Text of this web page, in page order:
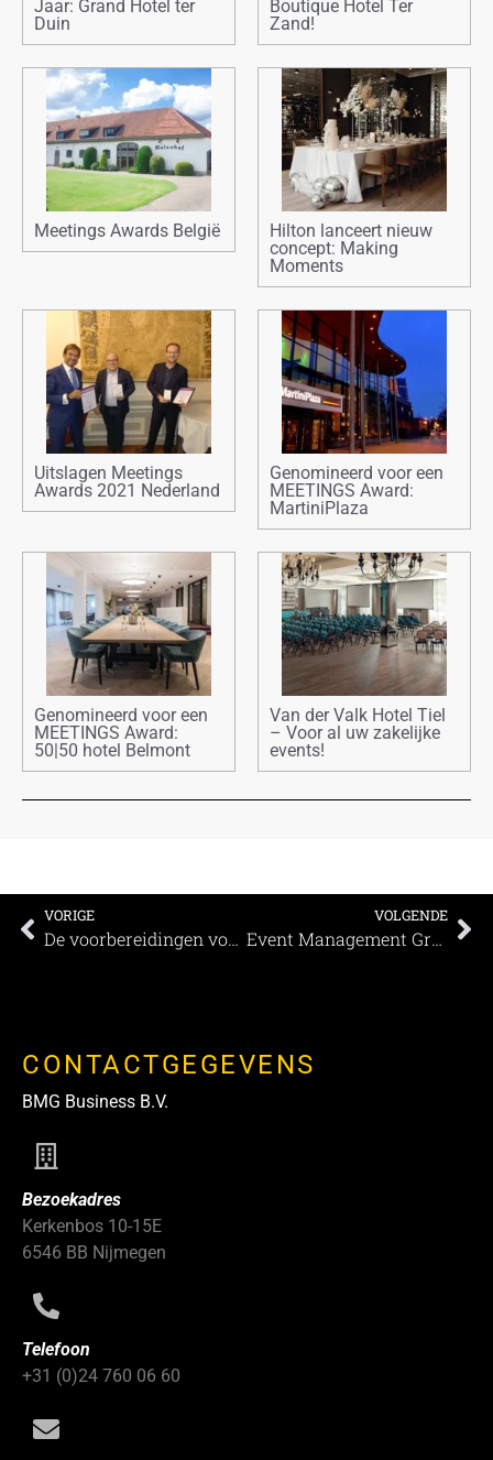
Jaar: Grand Hotel ter
Duin
Boutique Hotel Ter
Zand!
Meetings Awards België
Hilton lanceert nieuw
concept: Making
Moments
Uitslagen Meetings
Awards 2021 Nederland
Genomineerd voor een
MEETINGS Award:
MartiniPlaza
Genomineerd voor een
MEETINGS Award:
50|50 hotel Belmont
Van der Valk Hotel Tiel
– Voor al uw zakelijke
events!
VORIGE
De voorbereidingen voor de MEETINGS® Awards 2025 zijn in volle gang
VOLGENDE
Event Management Group wint twee prestigieuze Meetings Awards
CONTACTGEGEVENS
BMG Business B.V.
Bezoekadres
Kerkenbos 10-15E
6546 BB Nijmegen
Telefoon
+31 (0)24 760 06 60